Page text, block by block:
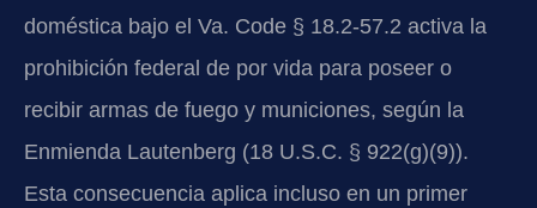
doméstica bajo el Va. Code § 18.2-57.2 activa la
prohibición federal de por vida para poseer o
recibir armas de fuego y municiones, según la
Enmienda Lautenberg (18 U.S.C. § 922(g)(9)).
Esta consecuencia aplica incluso en un primer